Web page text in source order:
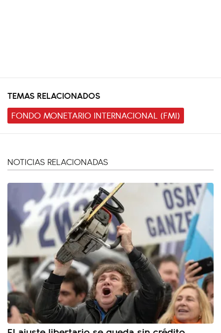
TEMAS RELACIONADOS
FONDO MONETARIO INTERNACIONAL (FMI)
NOTICIAS RELACIONADAS